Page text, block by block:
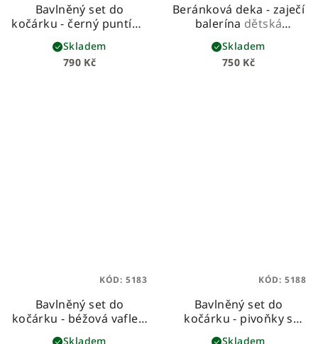
Bavlněný set do
kočárku - černý puntík s
béžovou vaflí
790 Kč
Skladem
Beránková deka - zaječí
balerína dětská
beránková deka z
prémiové bavlny a
hebkého beránka
750 Kč
Skladem
Bavlněný set do
kočárku - béžová vafle s
mušelínem se zlatými
Skladem
KÓD: 5183
Bavlněný set do
kočárku - pivoňky s
růžovým mušelínem
Skladem
KÓD: 5188